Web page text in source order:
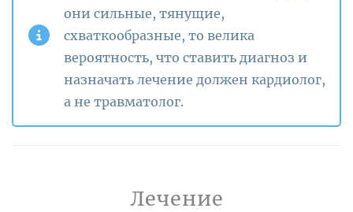
они сильные, тянущие,
схваткообразные, то велика
вероятность, что ставить диагноз и
назначать лечение должен кардиолог,
а не травматолог.
Лечение